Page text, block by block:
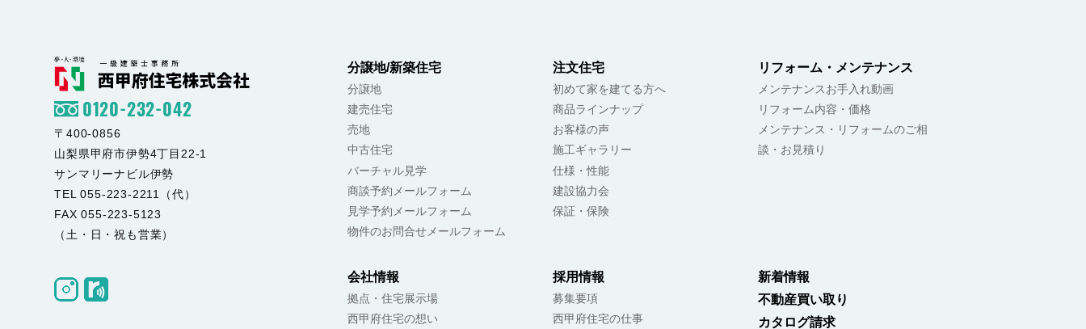
分譲地/新築住宅
分譲地
建売住宅
売地
中古住宅
バーチャル見学
商談予約メールフォーム
見学予約メールフォーム
物件のお問合せメールフォーム
注文住宅
初めて家を建てる方へ
商品ラインナップ
お客様の声
施工ギャラリー
仕様・性能
建設協力会
保証・保険
リフォーム・メンテナンス
メンテナンスお手入れ動画
リフォーム内容・価格
メンテナンス・リフォームのご相
談・お見積り
会社情報
拠点・住宅展示場
西甲府住宅の想い
採用情報
募集要項
西甲府住宅の仕事
新着情報
不動産買い取り
カタログ請求
0120-232-042
〒400-0856
山梨県甲府市伊勢4丁目22-1
サンマリーナビル伊勢
TEL 055-223-2211（代）
FAX 055-223-5123
（土・日・祝も営業）